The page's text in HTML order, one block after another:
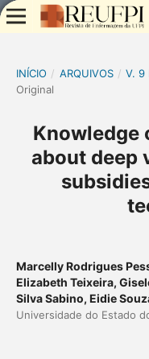
INÍCIO / ARQUIVOS / V. 9
Original
Knowledge
about deep
Marcelly Rodrigues
Elizabeth Teixeira,
Silva Sabino, Eidie
Universidade do Estado